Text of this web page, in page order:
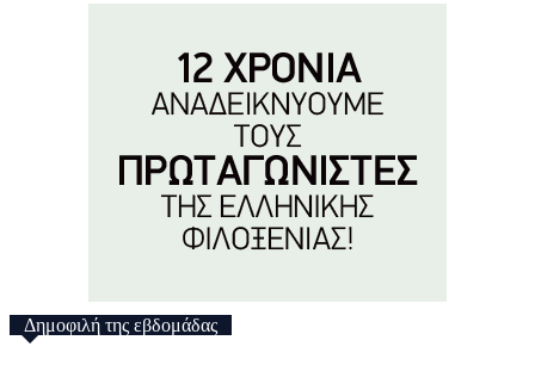
Δημοφιλή της εβδομάδας